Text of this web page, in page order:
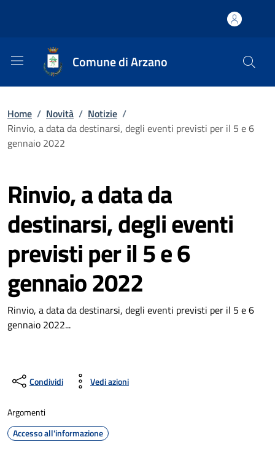
Comune di Arzano
Home / Novità / Notizie /
Rinvio, a data da destinarsi, degli eventi previsti per il 5 e 6
gennaio 2022
Rinvio, a data da
destinarsi, degli eventi
previsti per il 5 e 6
gennaio 2022
Rinvio, a data da destinarsi, degli eventi previsti per il 5 e 6
gennaio 2022...
Condividi Vedi azioni
Argomenti
Accesso all'informazione